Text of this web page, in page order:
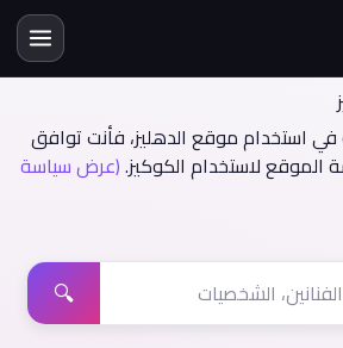
في استخدام موقع الدهليز، فأنت توافق
الموقع لاستخدام الكوكيز.(عرض سياسة
🔍